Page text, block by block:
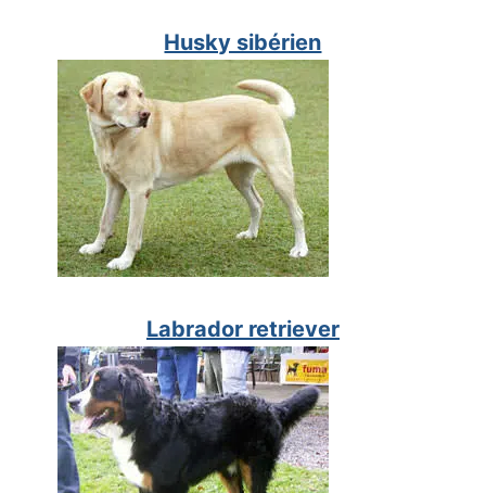
Husky sibérien
Labrador retriever